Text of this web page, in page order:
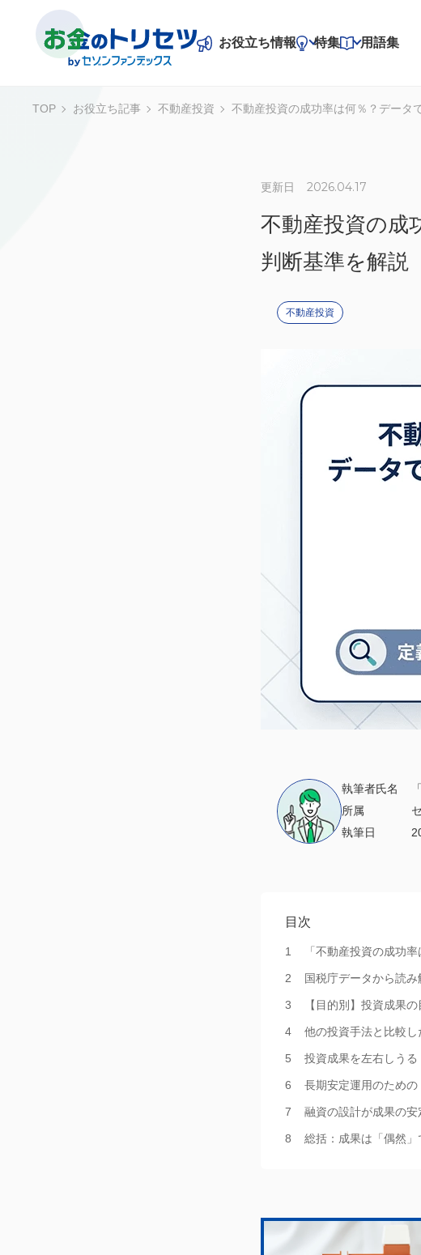
お役立ち情報
不動産投資
特集 用語集
TOP お役立ち記事 不動産投資 不動産投資の成功率は何％？データ
更新日 2026.04.17
不動産投資の成
判断基準を解説
不動産投資
執筆者氏名
所属
執筆日
目次
「不動産投資の成功
国税庁データから読
【目的別】投資成果
他の投資手法と比較
投資成果を左右しう
長期安定運用のための
融資の設計が成果の
総括：成果は「偶然